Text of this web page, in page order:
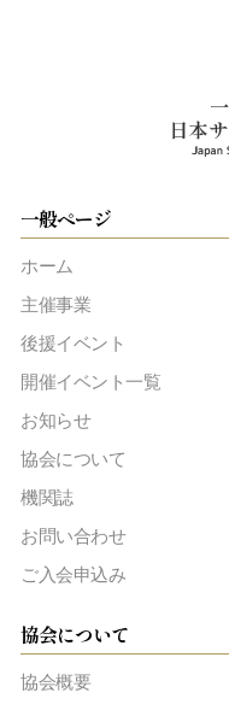
一般ページ
ホーム
主催事業
後援イベント
開催イベント一覧
お知らせ
協会について
機関誌
お問い合わせ
ご入会申込み
協会について
協会概要